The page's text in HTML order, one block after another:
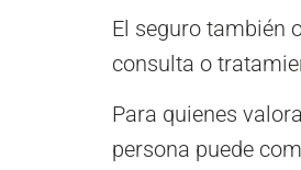
El seguro también
consulta o
Para quienes
persona puede